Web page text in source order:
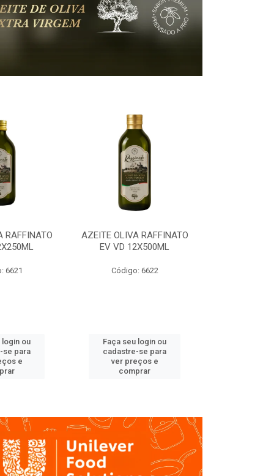
RAFFINATO
6621
login ou
se para
e
AZEITE OLIVA RAFFINATO
EV VD 12X500ML
Código: 6622
Faça seu login ou
cadastre-se para
ver preços e
comprar